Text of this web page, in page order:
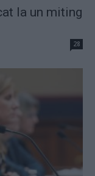
la un miting
28